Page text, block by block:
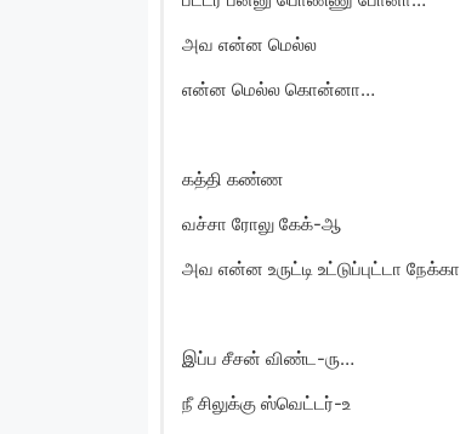
அவ என்ன மெல்ல
என்ன மெல்ல கொன்னா…
கத்தி கண்ண
வச்சா ரோலு கேக்-ஆ
அவ என்ன உருட்டி உட்டுப்புட்டா நேக்கா
இப்ப சீசன் விண்ட-ரு…
நீ சிலுக்கு ஸ்வெட்டர்-உ